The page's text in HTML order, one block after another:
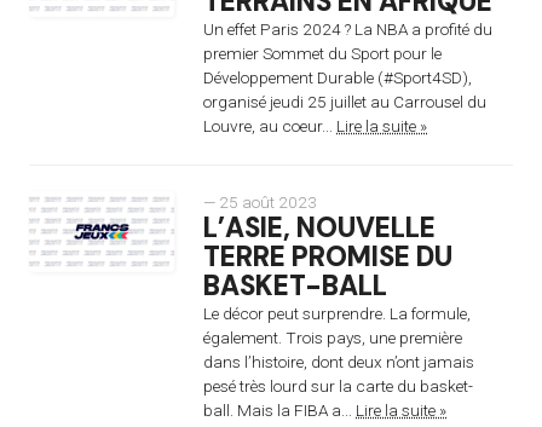
Un effet Paris 2024 ? La NBA a profité du
premier Sommet du Sport pour le
Développement Durable (#Sport4SD),
organisé jeudi 25 juillet au Carrousel du
Louvre, au coeur... Lire la suite »
— 25 août 2023
L’ASIE, NOUVELLE
TERRE PROMISE DU
BASKET-BALL
Le décor peut surprendre. La formule,
également. Trois pays, une première
dans l’histoire, dont deux n’ont jamais
pesé très lourd sur la carte du basket-
ball. Mais la FIBA a... Lire la suite »